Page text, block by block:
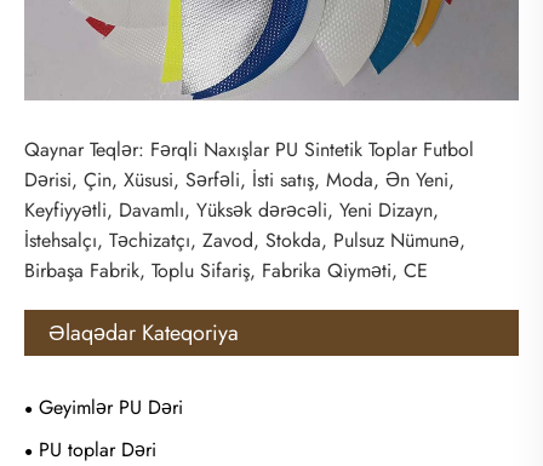
Qaynar Teqlər: Fərqli Naxışlar PU Sintetik Toplar Futbol
Dərisi, Çin, Xüsusi, Sərfəli, İsti satış, Moda, Ən Yeni,
Keyfiyyətli, Davamlı, Yüksək dərəcəli, Yeni Dizayn,
İstehsalçı, Təchizatçı, Zavod, Stokda, Pulsuz Nümunə,
Birbaşa Fabrik, Toplu Sifariş, Fabrika Qiyməti, CE
Əlaqədar Kateqoriya
Geyimlər PU Dəri
PU toplar Dəri